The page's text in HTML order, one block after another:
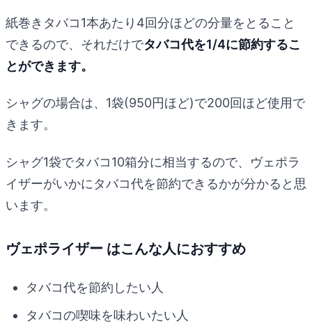
紙巻きタバコ1本あたり4回分ほどの分量をとること
できるので、それだけでタバコ代を1/4に節約するこ
とができます。
シャグの場合は、1袋(950円ほど)で200回ほど使用で
きます。
シャグ1袋でタバコ10箱分に相当するので、ヴェポラ
イザーがいかにタバコ代を節約できるかが分かると思
います。
ヴェポライザー はこんな人におすすめ
タバコ代を節約したい人
タバコの喫味を味わいたい人